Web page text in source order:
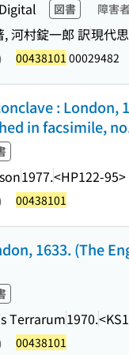
Digital 図書 障害
河村錠一郎 訳現代
00438101 00029482
: London,
in facsimile,
1977.<HP122-95>
00438101
1633. (The
Terrarum1970.
00438101